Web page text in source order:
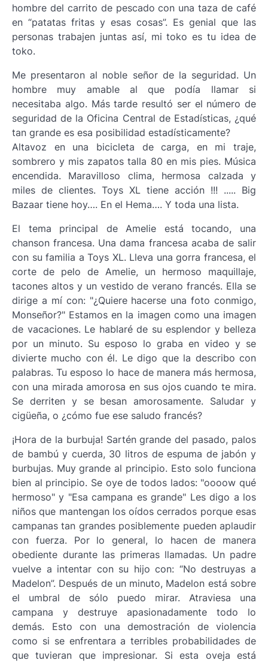
hombre del carrito de pescado con una taza de café
en “patatas fritas y esas cosas”. Es genial que las
personas trabajen juntas así, mi toko es tu idea de
toko.
Me presentaron al noble señor de la seguridad. Un
hombre muy amable al que podía llamar si
necesitaba algo. Más tarde resultó ser el número de
seguridad de la Oficina Central de Estadísticas, ¿qué
tan grande es esa posibilidad estadísticamente?
Altavoz en una bicicleta de carga, en mi traje,
sombrero y mis zapatos talla 80 en mis pies. Música
encendida. Maravilloso clima, hermosa calzada y
miles de clientes. Toys XL tiene acción !!! ..... Big
Bazaar tiene hoy…. En el Hema…. Y toda una lista.
El tema principal de Amelie está tocando, una
chanson francesa. Una dama francesa acaba de salir
con su familia a Toys XL. Lleva una gorra francesa, el
corte de pelo de Amelie, un hermoso maquillaje,
tacones altos y un vestido de verano francés. Ella se
dirige a mí con: "¿Quiere hacerse una foto conmigo,
Monseñor?" Estamos en la imagen como una imagen
de vacaciones. Le hablaré de su esplendor y belleza
por un minuto. Su esposo lo graba en video y se
divierte mucho con él. Le digo que la describo con
palabras. Tu esposo lo hace de manera más hermosa,
con una mirada amorosa en sus ojos cuando te mira.
Se derriten y se besan amorosamente. Saludar y
cigüeña, o ¿cómo fue ese saludo francés?
¡Hora de la burbuja! Sartén grande del pasado, palos
de bambú y cuerda, 30 litros de espuma de jabón y
burbujas. Muy grande al principio. Esto solo funciona
bien al principio. Se oye de todos lados: "oooow qué
hermoso" y "Esa campana es grande" Les digo a los
niños que mantengan los oídos cerrados porque esas
campanas tan grandes posiblemente pueden aplaudir
con fuerza. Por lo general, lo hacen de manera
obediente durante las primeras llamadas. Un padre
vuelve a intentar con su hijo con: “No destruyas a
Madelon”. Después de un minuto, Madelon está sobre
el umbral de sólo puedo mirar. Atraviesa una
campana y destruye apasionadamente todo lo
demás. Esto con una demostración de violencia
como si se enfrentara a terribles probabilidades de
que tuvieran que impresionar. Si esta oveja está